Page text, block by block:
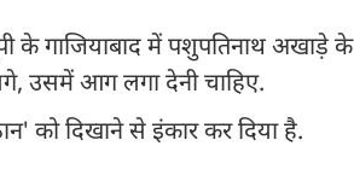
में पशुपतिनाथ अखाड़े के
उसमें आग लगा देनी चाहिए.
को दिखाने से इंकार कर दिया है.